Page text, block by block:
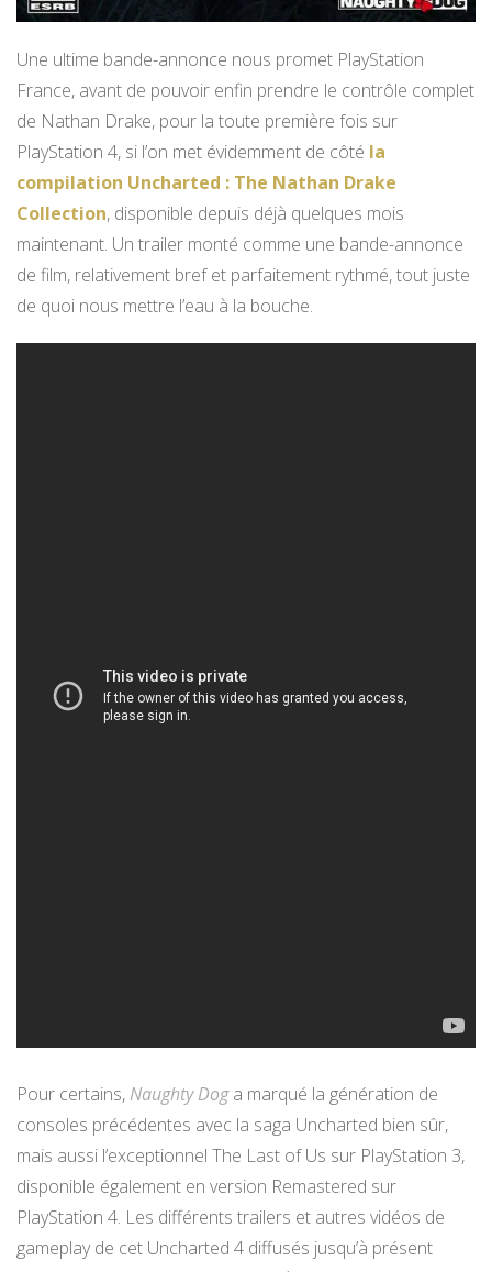
Une ultime bande-annonce nous promet PlayStation
France, avant de pouvoir enfin prendre le contrôle complet
de Nathan Drake, pour la toute première fois sur
PlayStation 4, si l’on met évidemment de côté la
compilation Uncharted : The Nathan Drake
Collection, disponible depuis déjà quelques mois
maintenant. Un trailer monté comme une bande-annonce
de film, relativement bref et parfaitement rythmé, tout juste
de quoi nous mettre l’eau à la bouche.
Pour certains, Naughty Doga marqué la génération de
consoles précédentes avec la saga Uncharted bien sûr,
mais aussi l’exceptionnel The Last of Us sur PlayStation 3,
disponible également en version Remastered sur
PlayStation 4. Les différents trailers et autres vidéos de
gameplay de cet Uncharted 4 diffusés jusqu’à présent